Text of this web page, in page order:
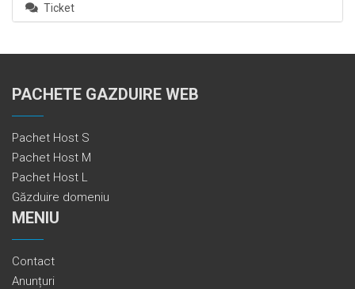
Ticket
PACHETE GAZDUIRE WEB
Pachet Host S
Pachet Host M
Pachet Host L
Găzduire domeniu
MENIU
Contact
Anunțuri